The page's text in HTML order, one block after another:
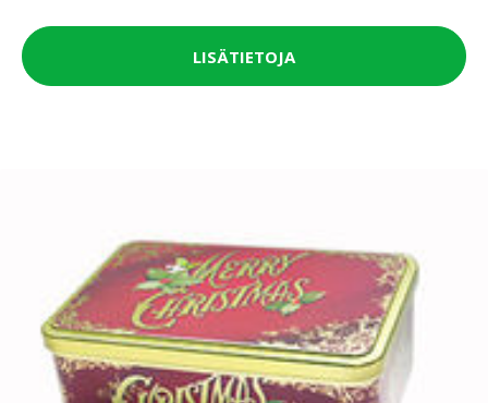
LISÄTIETOJA